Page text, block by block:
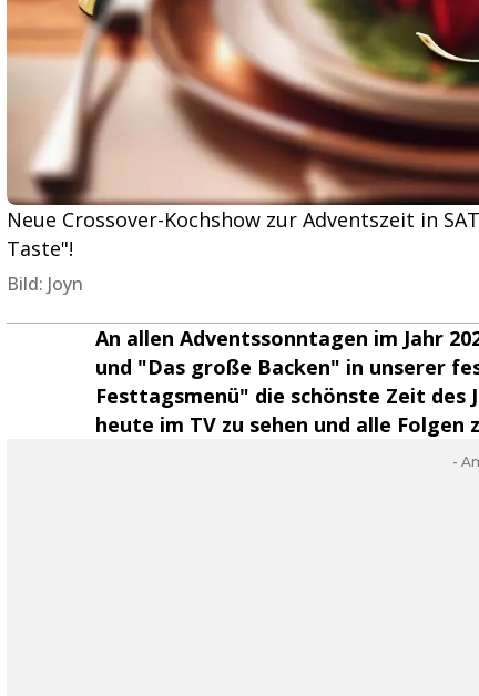
Neue Crossover-Kochshow zur Adventszeit in
Taste"!
Bild: Joyn
An allen Adventssonntagen im Jahr
und "Das große Backen" in unserer
Festtagsmenü" die schönste Zeit des
heute im TV zu sehen und alle
-